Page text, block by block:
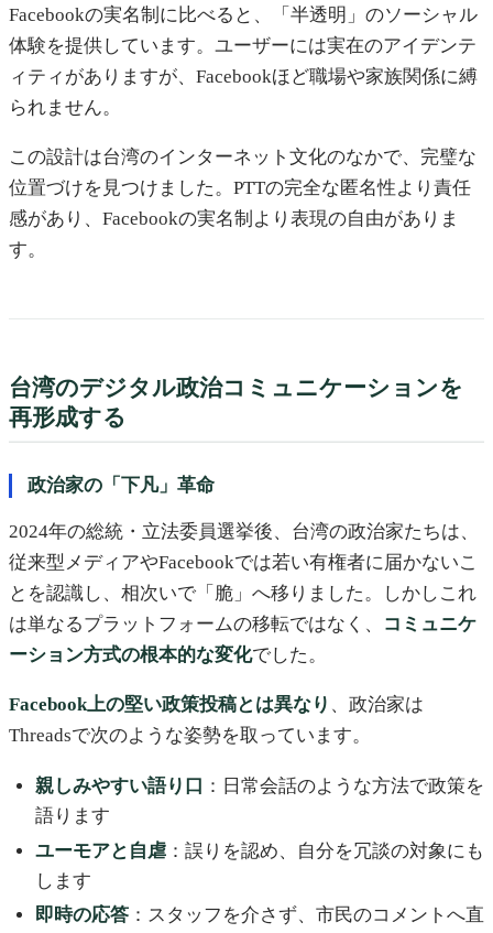
Facebookの実名制に比べると、「半透明」のソーシャル
体験を提供しています。ユーザーには実在のアイデンテ
ィティがありますが、Facebookほど職場や家族関係に縛
られません。
この設計は台湾のインターネット文化のなかで、完璧な
位置づけを見つけました。PTTの完全な匿名性より責任
感があり、Facebookの実名制より表現の自由がありま
す。
台湾のデジタル政治コミュニケーションを
再形成する
政治家の「下凡」革命
2024年の総統・立法委員選挙後、台湾の政治家たちは、
従来型メディアやFacebookでは若い有権者に届かないこ
とを認識し、相次いで「脆」へ移りました。しかしこれ
は単なるプラットフォームの移転ではなく、
コミュニケ
ーション方式の根本的な変化でした。
Facebook上の堅い政策投稿とは異なり 、政治家は
Threadsで次のような姿勢を取っています。
親しみやすい語り口 ：日常会話のような方法で政策を
語ります
ユーモアと自虐 ：誤りを認め、自分を冗談の対象にも
します
即時の応答 ：スタッフを介さず、市民のコメントへ直